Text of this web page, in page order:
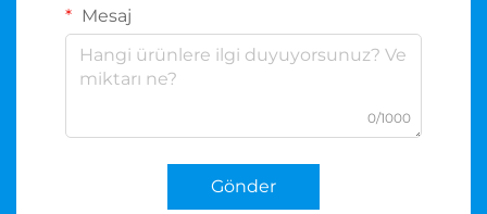
Mesaj
0/1000
Gönder